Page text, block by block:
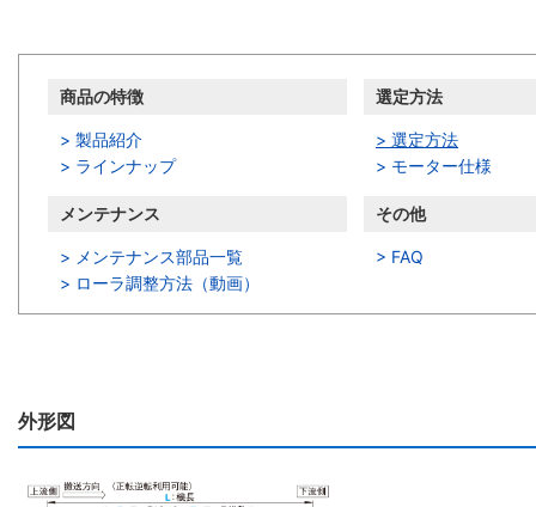
商品の特徴
> 製品紹介
> ラインナップ
選定方法
> 選定方法
> モーター仕様
メンテナンス
> メンテナンス部品一覧
> ローラ調整方法（動画）
その他
> FAQ
外形図